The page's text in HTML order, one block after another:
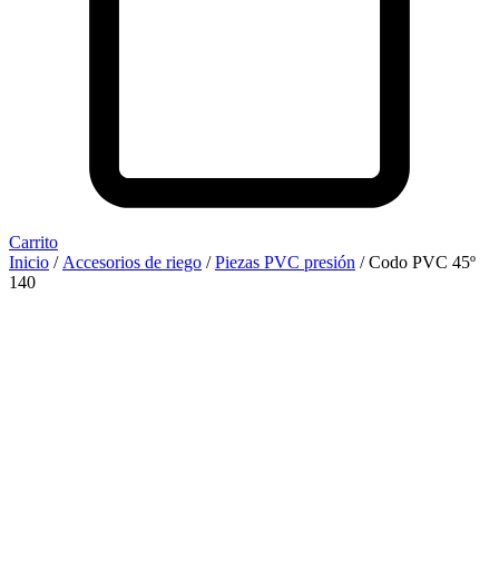
Carrito
Inicio / Accesorios de riego /Piezas PVC presión / Codo PVC 45º
140